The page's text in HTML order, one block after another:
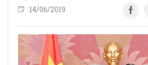
14/06/2019